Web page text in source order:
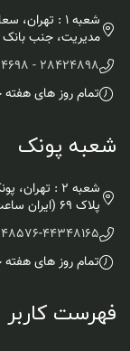
شعبه 1 :
مدیریت، جنب بانک ملت،
28424898 - 28424698 - 88075248 - 88094406
تمام روز های هفته حتی
شعبه پونک
شعبه 2 :
پلاک 69 (ایران ساعت)
44348165
-
تمام روز های هفته حتی
فهرست کاربر